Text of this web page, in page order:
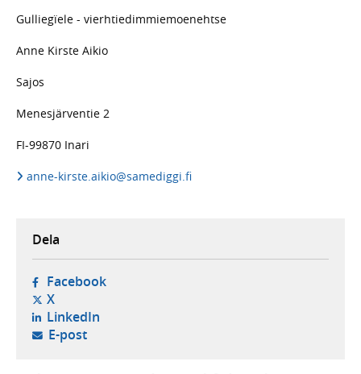
Gulliegïele - vierhtiedimmiemoenehtse
Anne Kirste Aikio
Sajos
Menesjärventie 2
FI-99870 Inari
anne-kirste.aikio@samediggi.fi
Dela
Facebook- öppnas i ny flik, extern webbplats,
X- öppnas i ny flik, extern webbplats,
LinkedIn- öppnas i ny flik, extern webbplats,
E-post- öppnar din e-postklient,